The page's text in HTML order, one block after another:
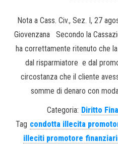
Nota a Cass. Civ., Sez. I, 27
Giovenzana Secondo la
ha correttamente ritenuto che
dal risparmiatore e dal
circostanza che il cliente
somme di denaro con
Categoria: Diritto
Tag condotta illecita
illeciti promotore